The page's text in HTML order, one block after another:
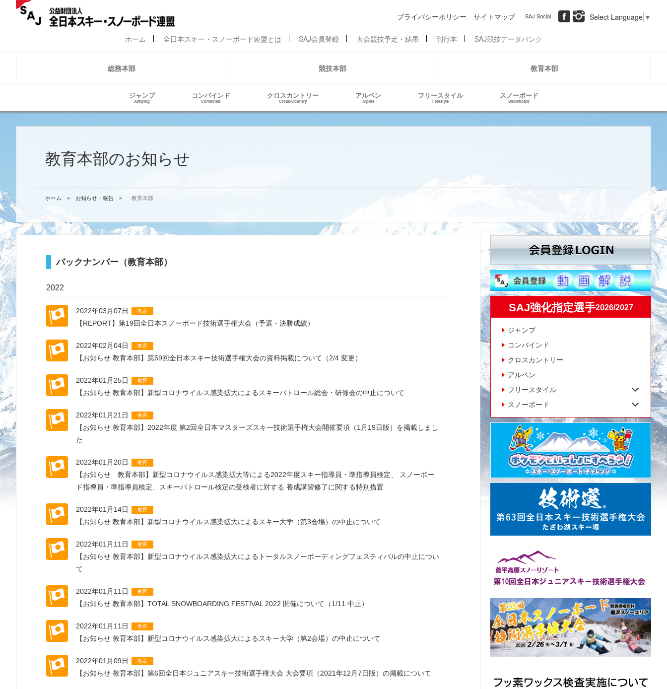
プライバシーポリシー サイトマップ SAJ Social Select Language ▼
ホーム 全日本スキー・スノーボード連盟とは SAJ会員登録 大会競技予定・結果 刊行本 SAJ競技データバンク
総務本部 競技本部 教育本部
ジャンプ
Jumping
コンバインド
Combined
クロスカントリー
Cross-Country
アルペン
Alpine
フリースタイル
Freestyle
スノーボード
Snowboard
教育本部のお知らせ
ホーム > お知らせ・報告 > 教育本部
バックナンバー（教育本部）
2022
2022年03月07日 教育
【REPORT】第19回全日本スノーボード技術選手権大会（予選・決勝成績）
2022年02月04日 教育
【お知らせ 教育本部】第59回全日本スキー技術選手権大会の資料掲載について（2/4 変更）
2022年01月25日 教育
【お知らせ 教育本部】新型コロナウイルス感染拡大によるスキーパトロール総会・研修会の中止について
2022年01月21日 教育
【お知らせ 教育本部】2022年度 第2回全日本マスターズスキー技術選手権大会開催要項（1月19日版）を掲載しまし
た
2022年01月20日 教育
【お知らせ 教育本部】新型コロナウイルス感染拡大等による2022年度スキー指導員・準指導員検定、 スノーボー
ド指導員・準指導員検定、スキーパトロール検定の受検者に対する 養成講習修了に関する特別措置
2022年01月14日 教育
【お知らせ 教育本部】新型コロナウイルス感染拡大によるスキー大学（第3会場）の中止について
2022年01月11日 教育
【お知らせ 教育本部】新型コロナウイルス感染拡大によるトータルスノーボーディングフェスティバルの中止につい
て
2022年01月11日 教育
【お知らせ 教育本部】TOTAL SNOWBOARDING FESTIVAL 2022 開催について（1/11 中止）
2022年01月11日 教育
【お知らせ 教育本部】新型コロナウイルス感染拡大によるスキー大学（第2会場）の中止について
2022年01月09日 教育
【お知らせ 教育本部】第6回全日本ジュニアスキー技術選手権大会 大会要項（2021年12月7日版）の掲載について
SAJ強化指定選手2026/2027
ジャンプ
コンバインド
クロスカントリー
アルペン
フリースタイル
スノーボード